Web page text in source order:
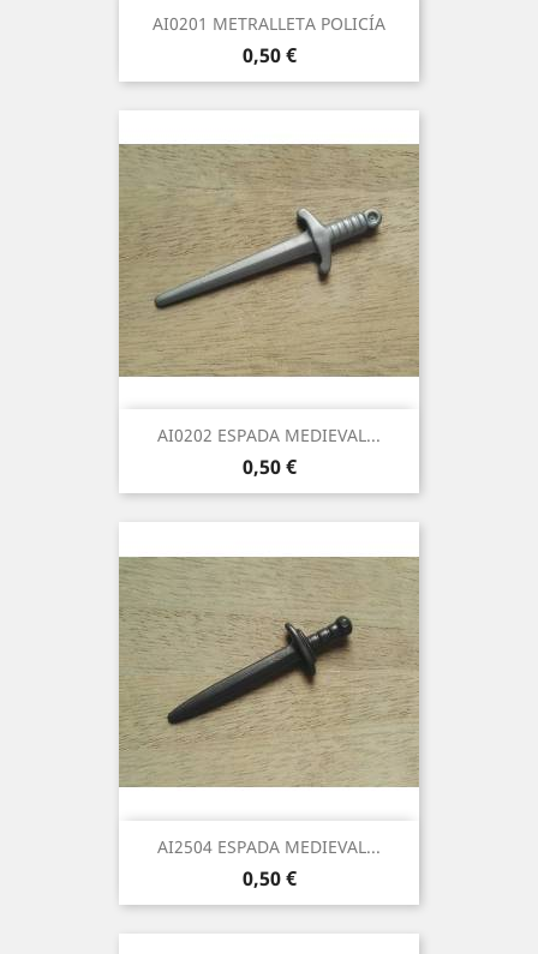
AI0201 METRALLETA POLICÍA
Precio
0,50 €
AI0202 ESPADA MEDIEVAL...
Precio
0,50 €
AI2504 ESPADA MEDIEVAL...
Precio
0,50 €